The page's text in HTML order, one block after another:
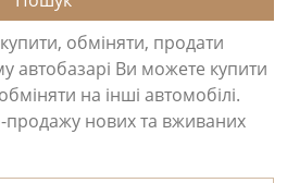
обміняти, продати
автобазарі Ви можете купити
на інші автомобілі.
нових та вживаних